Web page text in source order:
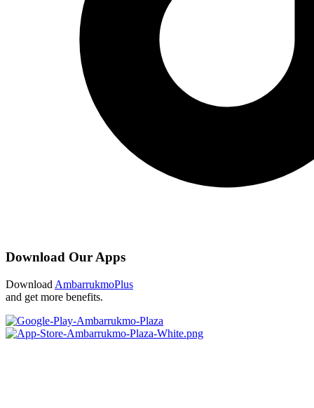
Download Our Apps
Download AmbarrukmoPlus
and get more benefits.